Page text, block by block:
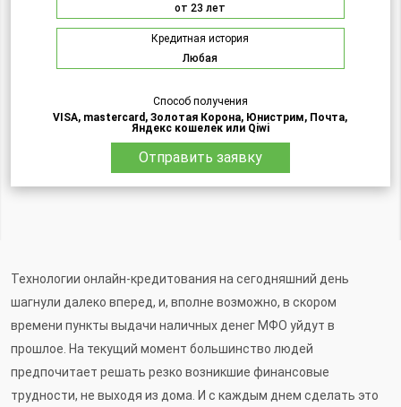
от 23 лет
Кредитная история
Любая
Способ получения
VISA, mastercard, Золотая Корона, Юнистрим, Почта,
Яндекс кошелек или Qiwi
Отправить заявку
Технологии онлайн-кредитования на сегодняшний день
шагнули далеко вперед, и, вполне возможно, в скором
времени пункты выдачи наличных денег МФО уйдут в
прошлое. На текущий момент большинство людей
предпочитает решать резко возникшие финансовые
трудности, не выходя из дома. И с каждым днем сделать это